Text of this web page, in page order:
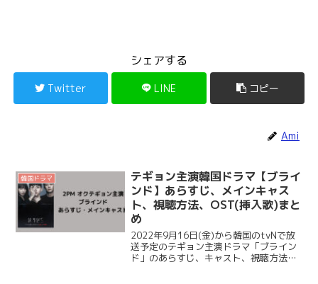
シェアする
Twitter LINE コピー
Ami
韓国ドラマ
テギョン主演韓国ドラマ【ブライ
ンド】あらすじ、メインキャス
ト、視聴方法、OST(挿入歌)まと
め
2022年9月16日(金)から韓国のtvNで放
送予定のテギョン主演ドラマ「ブライン
ド」のあらすじ、キャスト、視聴方法、